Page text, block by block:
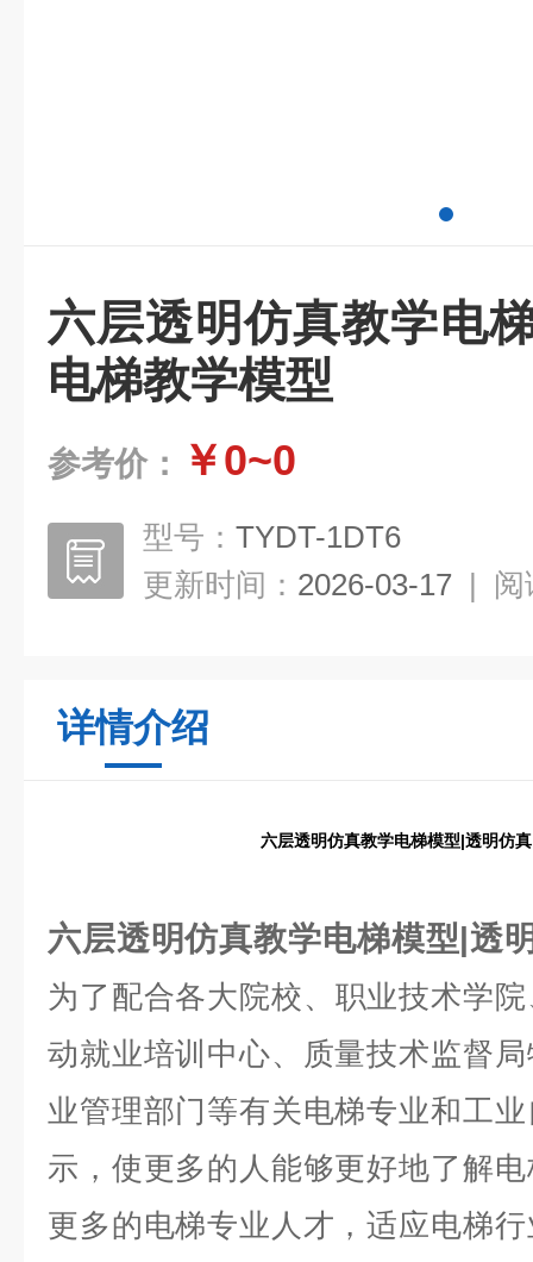
六层透明仿真教学电
电梯教学模型
参考价： ￥0~0
型号： TYDT-1DT6
更新时间： 2026-03-17 | 阅
详情介绍
六层透明仿真教学电梯模型|透明仿
六层透明仿真教学电梯模型|透
为了 配合各大院校、职业技术学
动就业培训中心、质量技术监督
业管理部门等有关电梯专业和工
示，使更多的人能够更好地了解
更多的电梯专业人才，适应电梯